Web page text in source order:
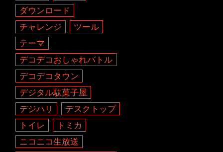
ダウンロード
チャレンジ
ツール
テーマ
デコデコおしゃれバトル
デコデコタウン
デジタル駄菓子屋
デジハリ
デスクトップ
トイレ
トミカ
ニコニコ生放送